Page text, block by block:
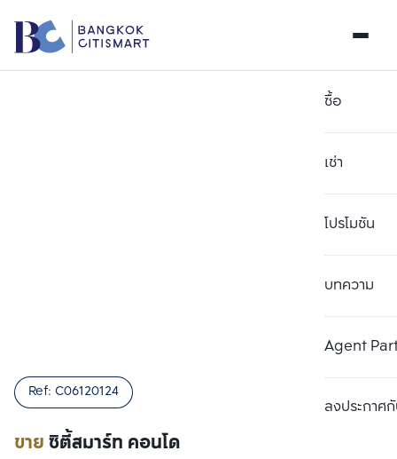
ซื้อ
เช่า
โปรโมชัน
บทความ
Agent
ลงประกาศกั
ขายซิตี้สมาร์ท คอนโด
Ref: C06120124 เปรียบเทียบ